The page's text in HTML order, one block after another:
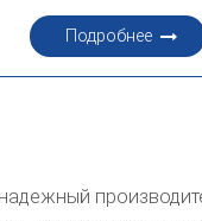
Подробнее